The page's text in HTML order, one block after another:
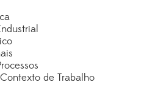
de Trabalho